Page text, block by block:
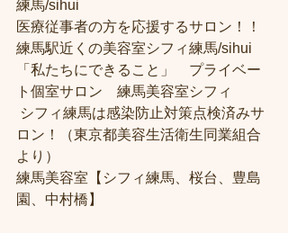
練馬/sihui
医療従事者の方を応援するサロン！！
練馬駅近くの美容室シフィ練馬/sihui
「私たちにできること」　プライベー
ト個室サロン　練馬美容室シフィ
ロン！（東京都美容生活衛生同業組合
より）
練馬美容室【シフィ練馬、桜台、豊島
園、中村橋】